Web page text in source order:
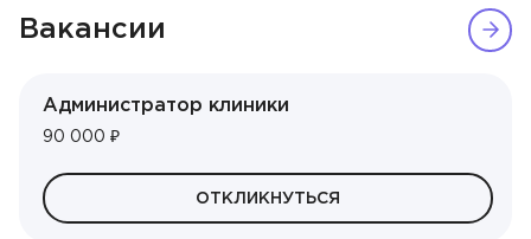
Вакансии
Администратор клиники
90 000 ₽
ОТКЛИКНУТЬСЯ